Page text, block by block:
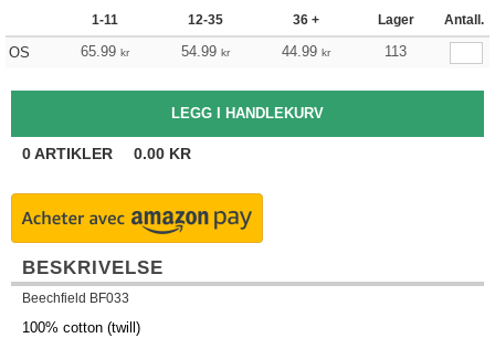
1-11 12-35 36 + Lager Antall.
OS 65.99 kr 54.99 kr 44.99 kr 113
0ARTIKLER 0.00 KR
BESKRIVELSE
Beechfield BF033
100% cotton (twill)